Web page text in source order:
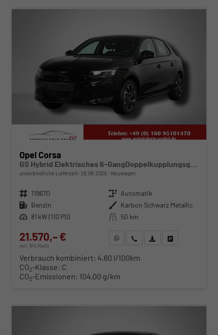
Opel Corsa
GS Hybrid Elektrisches 6-GangDoppelkupplungsgetriebe (eDCT)
unverbindliche Lieferzeit: 28.08.2026 Neuwagen
Fahrzeugnr. 119670 Getriebe Automatik
Kraftstoff Benzin Außenfarbe Karbon Schwarz Metallic
Leistung 81 kW (110 PS) Kilometerstand 50 km
21.570,– €
incl. 19% MwSt.
WhatsApp anfragen
Wir rufen Sie anFahrzeugexposé (PDF)
Verbrauch kombiniert: 4,60 l/100km
CO2-Klasse: C
CO2-Emissionen: 104,00 g/km